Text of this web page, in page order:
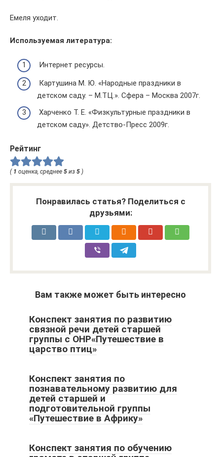
Емеля уходит.
Используемая литература:
Интернет ресурсы.
Картушина М. Ю. «Народные праздники в
детском саду. – М.ТЦ.». Сфера – Москва 2007г.
Харченко Т. Е. «Физкультурные праздники в
детском саду». Детство-Пресс 2009г.
Рейтинг
( 1 оценка, среднее 5 из 5 )
Понравилась статья? Поделиться с
друзьями:
Вам также может быть интересно
Конспект занятия по развитию
связной речи детей старшей
группы с ОНР«Путешествие в
царство птиц»
Конспект занятия по
познавательному развитию для
детей старшей и
подготовительной группы
«Путешествие в Африку»
Конспект занятия по обучению